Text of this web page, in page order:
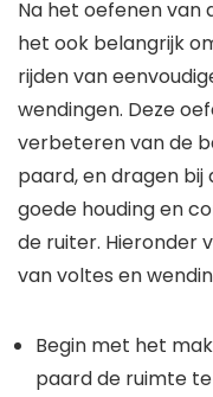
Na het oefenen van
het ook belangrijk
rijden van
wendingen. Deze
verbeteren van de
paard, en dragen
goede houding en
de ruiter. Hieronder
van voltes en
Begin met het
paard de ruimte